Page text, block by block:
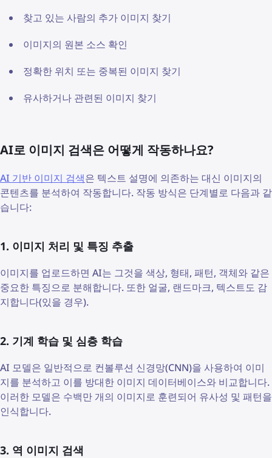
찾고 있는 사람의 추가 이미지 찾기
이미지의 원본 소스 확인
정확한 위치 또는 중복된 이미지 찾기
유사하거나 관련된 이미지 찾기
AI로 이미지 검색은 어떻게 작동하나요?
AI 기반 이미지 검색은 텍스트 설명에 의존하는 대신 이미지의
콘텐츠를 분석하여 작동합니다. 작동 방식은 단계별로 다음과 같
습니다:
1. 이미지 처리 및 특징 추출
이미지를 업로드하면 AI는 그것을 색상, 형태, 패턴, 객체와 같은
중요한 특징으로 분해합니다. 또한 얼굴, 랜드마크, 텍스트도 감
지합니다(있을 경우).
2. 기계 학습 및 심층 학습
AI 모델은 일반적으로 컨볼루션 신경망(CNN)을 사용하여 이미
지를 분석하고 이를 방대한 이미지 데이터베이스와 비교합니다.
이러한 모델은 수백만 개의 이미지로 훈련되어 유사성 및 패턴을
인식합니다.
3. 역 이미지 검색